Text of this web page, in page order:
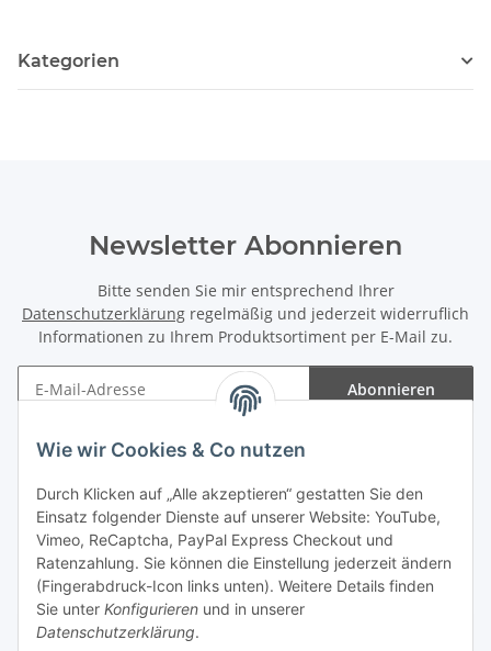
Wie wir Cookies & Co nutzen
Durch Klicken auf „Alle akzeptieren“ gestatten Sie den
Einsatz folgender Dienste auf unserer Website: YouTube,
Vimeo, ReCaptcha, PayPal Express Checkout und
Ratenzahlung. Sie können die Einstellung jederzeit ändern
(Fingerabdruck-Icon links unten). Weitere Details finden
Sie unter Konfigurieren und in unserer
Datenschutzerklärung.
Kategorien
Newsletter Abonnieren
Bitte senden Sie mir entsprechend Ihrer
Datenschutzerklärung regelmäßig und jederzeit widerruflich
Informationen zu Ihrem Produktsortiment per E-Mail zu.
Abonnieren
Gesetzliche Informationen
Vertrag widerrufen